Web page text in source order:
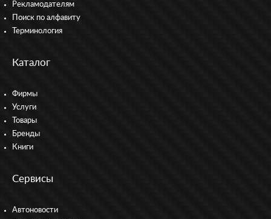
Рекламодателям
Поиск по алфавиту
Терминология
Каталог
Фирмы
Услуги
Товары
Бренды
Книги
Сервисы
Автоновости